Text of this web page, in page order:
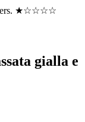
★☆☆☆☆
gialla e